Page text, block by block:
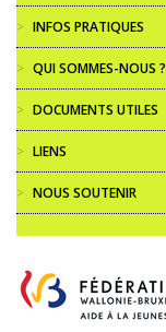
> INFOS PRATIQUES
> QUI SOMMES-NOUS ?
> DOCUMENTS UTILES
> LIENS
> NOUS SOUTENIR